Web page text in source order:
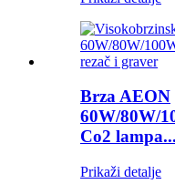
Brza AEON
60W/80W/
Co2 lampa...
Prikaži detalje